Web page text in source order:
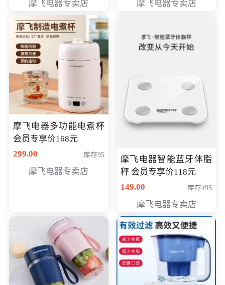
摩飞电器专卖店 摩飞电器专卖店
摩飞电器多功能电煮杯
会员专享价168元
299.00
库存95
摩飞电器专卖店
摩飞电器智能蓝牙体脂
秤 会员专享价118元
149.00
库存495
摩飞电器专卖店